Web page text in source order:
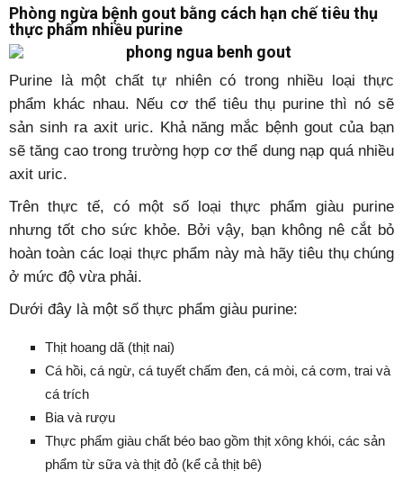
Phòng ngừa bệnh gout bằng cách hạn chế tiêu thụ
thực phẩm nhiều purine
Purine là một chất tự nhiên có trong nhiều loại thực
phẩm khác nhau. Nếu cơ thể tiêu thụ purine thì nó sẽ
sản sinh ra axit uric. Khả năng mắc bệnh gout của bạn
sẽ tăng cao trong trường hợp cơ thể dung nạp quá nhiều
axit uric.
Trên thực tế, có một số loại thực phẩm giàu purine
nhưng tốt cho sức khỏe. Bởi vậy, bạn không nê cắt bỏ
hoàn toàn các loại thực phẩm này mà hãy tiêu thụ chúng
ở mức độ vừa phải.
Dưới đây là một số thực phẩm giàu purine:
Thịt hoang dã (thịt nai)
Cá hồi, cá ngừ, cá tuyết chấm đen, cá mòi, cá cơm, trai và
cá trích
Bia và rượu
Thực phẩm giàu chất béo bao gồm thịt xông khói, các sản
phẩm từ sữa và thịt đỏ (kể cả thịt bê)